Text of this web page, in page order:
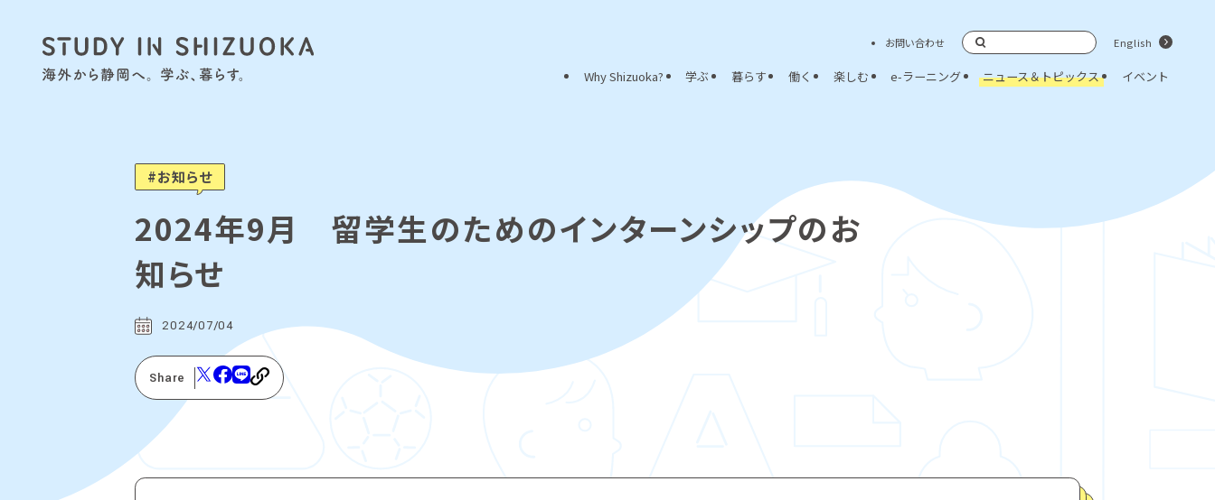
Why Shizuoka? 学ぶ 暮らす 働く 楽しむ e-ラーニング ニュース＆トピックス イベント
お問い合わせ English
お知らせ
2024年9月 留学生のためのインターンシップのお
知らせ
2024/07/04
Share